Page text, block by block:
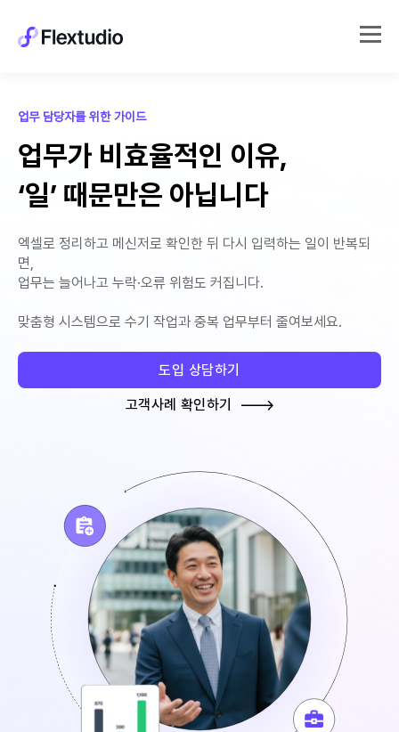
업무 담당자를 위한 가이드
업무가 비효율적인 이유,
‘일’ 때문만은 아닙니다
엑셀로 정리하고 메신저로 확인한 뒤 다시 입력하는 일이 반복되
면,
업무는 늘어나고 누락·오류 위험도 커집니다.
맞춤형 시스템으로 수기 작업과 중복 업무부터 줄여보세요.
도입 상담하기
고객사례 확인하기